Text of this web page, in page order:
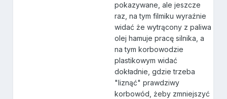
pokazywane, ale jeszcze
raz, na tym filmiku wyraźnie
widać że wytrącony z paliwa
olej hamuje pracę silnika, a
na tym korbowodzie
plastikowym widać
dokładnie, gdzie trzeba
"liznąć" prawdziwy
korbowód, żeby zmniejszyć